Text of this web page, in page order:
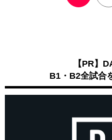
【PR】
B1・B2全試合